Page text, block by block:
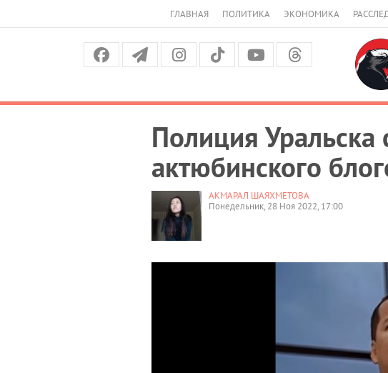
ГЛАВНАЯ ПОЛИТИКА ЭКОНОМИКА
Полиция Уральска
актюбинского
АКМАРАЛ ШАЯХМЕТОВА
Понедельник, 28 Ноя 2022, 17:00